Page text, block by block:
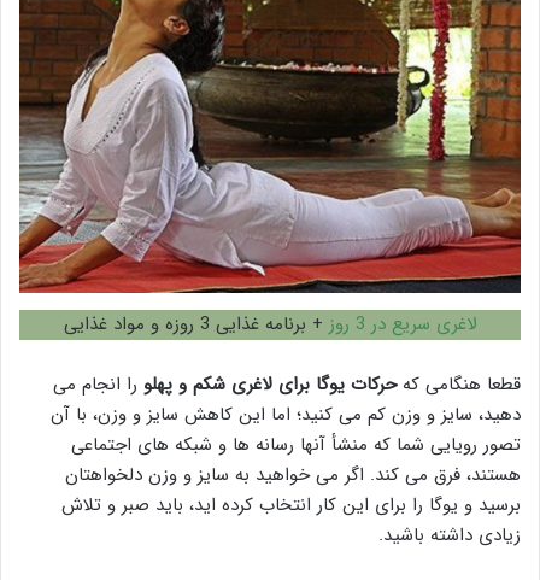
لاغری سریع در 3 روز + برنامه غذایی 3 روزه و مواد غذایی
قطعا هنگامی کهحرکات یوگا برای لاغری شکم و پهلو را انجام می
دهید، سایز و وزن کم می کنید؛ اما این کاهش سایز و وزن، با آن
تصور رویایی شما که منشأ آنها رسانه ها و شبکه های اجتماعی
هستند، فرق می کند. اگر می خواهید به سایز و وزن دلخواهتان
برسید و یوگا را برای این کار انتخاب کرده اید، باید صبر و تلاش
زیادی داشته باشید.